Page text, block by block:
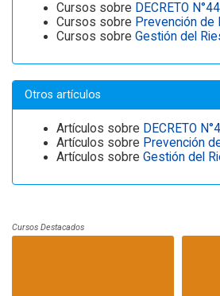
Cursos sobre DECRETO N°44
Cursos sobre Prevención de
Cursos sobre Gestión del
Otros artículos
Artículos sobre DECRETO
Artículos sobre Prevención
Artículos sobre Gestión del
Cursos Destacados